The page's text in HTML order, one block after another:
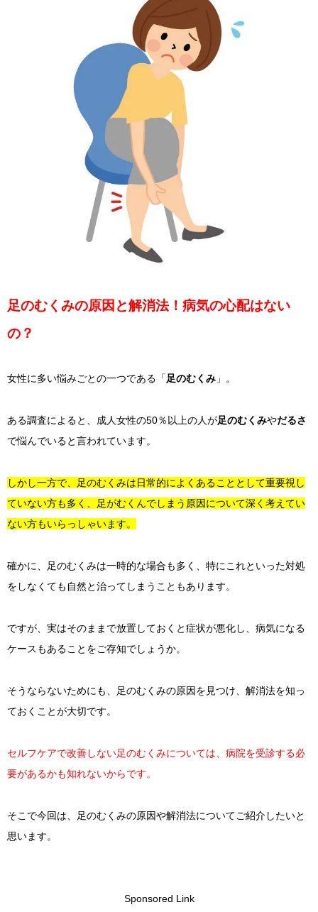
足のむくみの原因と解消法！病気の心配はない
の？
女性に多い悩みごとの一つである「足のむくみ 」。
ある調査によると、成人女性の50％以上の人が足のむくみやだるさ
で悩んでいると言われています。
しかし一方で、足のむくみは日常的によくあることとして重要視し
ていない方も多く、足がむくんでしまう原因について深く考えてい
ない方もいらっしゃいます。
確かに、足のむくみは一時的な場合も多く、特にこれといった対処
をしなくても自然と治ってしまうこともあります。
ですが、実はそのままで放置しておくと症状が悪化し、病気になる
ケースもあることをご存知でしょうか。
そうならないためにも、足のむくみの原因を見つけ、解消法を知っ
ておくことが大切です。
セルフケアで改善しない足のむくみについては、病院を受診する必
要があるかも知れないからです。
そこで今回は、足のむくみの原因や解消法についてご紹介したいと
思います。
Sponsored Link